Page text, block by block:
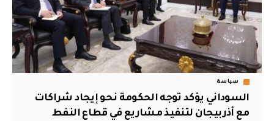
سياسة
السوداني يؤكد توجه الحكومة نحو إيجاد شراكات
مع أذربيجان لتنفيذ مشاريع في قطاع النفط